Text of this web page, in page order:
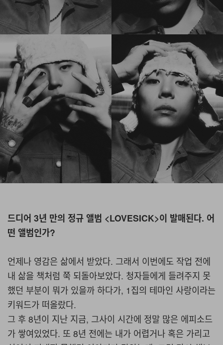
드디어 3년 만의 정규 앨범 <LOVESICK>이 발매된다. 어
떤 앨범인가?
언제나 영감은 삶에서 받았다. 그래서 이번에도 작업 전에
내 삶을 책처럼 쭉 되돌아보았다. 청자들에게 들려주지 못
했던 부분이 뭐가 있을까 하다가, 1집의 테마인 사랑이라는
키워드가 떠올랐다.
그 후 8년이 지난 지금, 그사이 시간에 정말 많은 에피소드
가 쌓여있었다. 또 8년 전에는 내가 어렵거나 혹은 가리고